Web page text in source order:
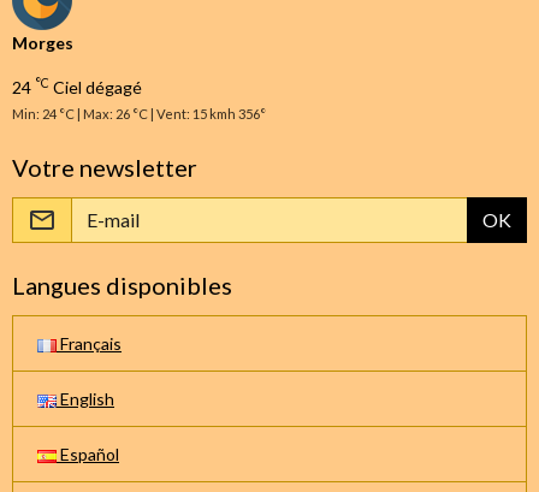
Morges
24 °C Ciel dégagé
Min: 24 °C | Max: 26 °C | Vent: 15 kmh 356°
Votre newsletter
OK
Langues disponibles
Français
English
Español